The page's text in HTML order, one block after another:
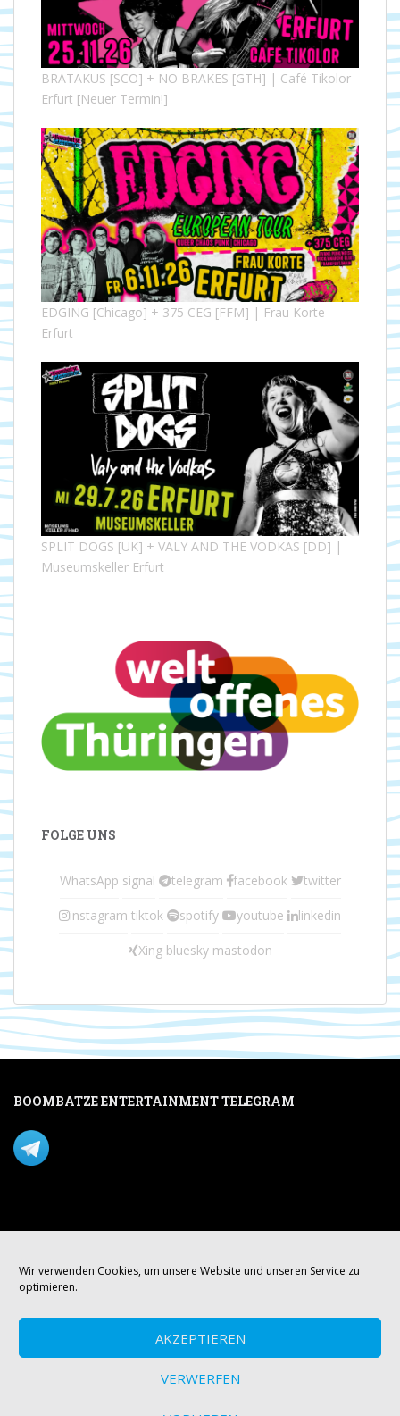
Wir verwenden Cookies, um unsere Website und unseren Service zu
optimieren.
AKZEPTIEREN
VERWERFEN
BRATAKUS [SCO] + NO BRAKES [GTH] | Café Tikolor
Erfurt [Neuer Termin!]
EDGING [Chicago] + 375 CEG [FFM] | Frau Korte
Erfurt
SPLIT DOGS [UK] + VALY AND THE VODKAS [DD] |
Museumskeller Erfurt
FOLGE UNS
WhatsApp signal telegram facebook twitter
instagram tiktok spotify youtube linkedin
Xing bluesky mastodon
BOOMBATZE ENTERTAINMENT TELEGRAM